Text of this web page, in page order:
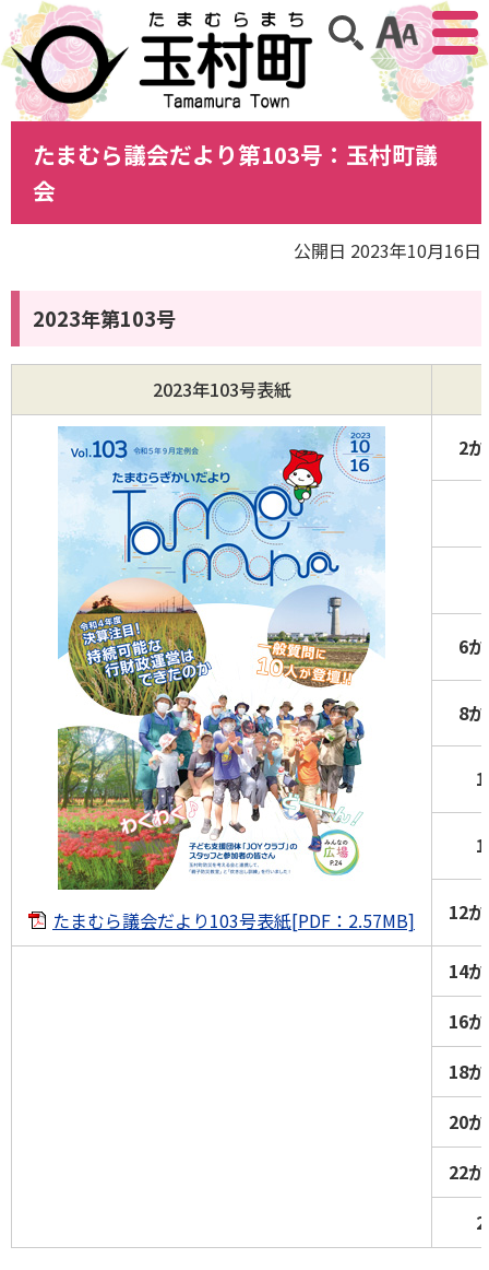
アクセ
サイト内検索
たまむら議会だより第103号：玉村町議
会
公開日 2023年10月16日
2023年第103号
2023年103号表紙
たまむら議会だより103号表紙[PDF：2.57MB]
2
6
8
12
14
16
18
20
22